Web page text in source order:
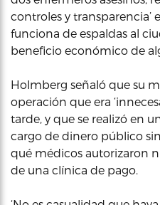
controles y transparencia’
funciona de espaldas al
beneficio económico de
Holmberg señaló que su
operación que era
tarde, y que se realizó en
cargo de dinero público
qué médicos autorizaron
de una clínica de pago.